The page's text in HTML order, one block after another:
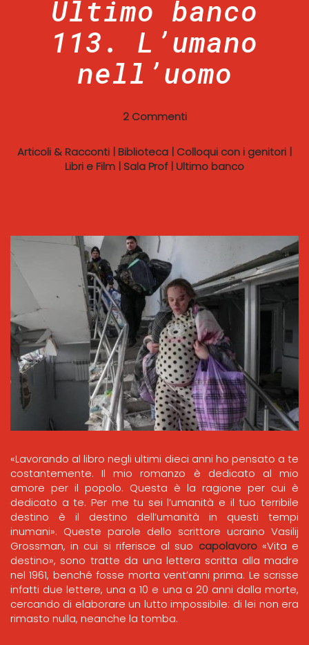
Ultimo banco
113. L’umano
nell’uomo
2 Commenti
Articoli & Racconti | Biblioteca | Colloqui con i genitori |
Libri e Film | Sala Prof| Ultimo banco
«Lavorando al libro negli ultimi dieci anni ho pensato a te
costantemente. Il mio romanzo è dedicato al mio
amore per il popolo. Questa è la ragione per cui è
dedicato a te. Per me tu sei l’umanità e il tuo terribile
destino è il destino dell’umanità in questi tempi
inumani». Queste parole dello scrittore ucraino Vasilij
Grossman, in cui si riferisce al suo capolavoro «Vita e
destino», sono tratte da una lettera scritta alla madre
nel 1961, benché fosse morta vent’anni prima. Le scrisse
infatti due lettere, una a 10 e una a 20 anni dalla morte,
cercando di elaborare un lutto impossibile: di lei non era
rimasto nulla, neanche la tomba.